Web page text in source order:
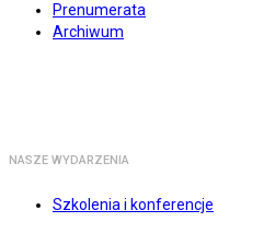
Prenumerata
Archiwum
NASZE WYDARZENIA
Szkolenia i konferencje